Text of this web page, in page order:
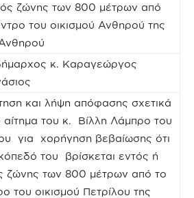
ζώνης των 800 μέτρων από
του οικισμού Ανθηρού της
κ. Καραγεώργος
και λήψη απόφασης σχετικά
αίτημα του κ. Βίλλη Λάμπρο του
για χορήγηση βεβαίωσης ότι
του βρίσκεται εντός ή
ζώνης των 800 μέτρων από το
του οικισμού Πετρίλου της